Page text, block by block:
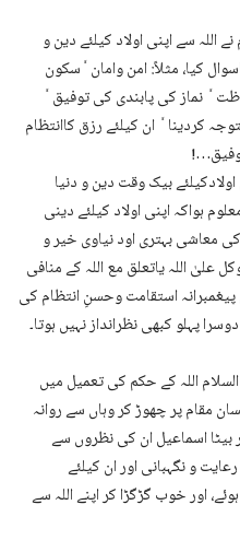
اللہ سے اپنی اولاد کیلئے دین و
کیا، مثلاً: امن وامان ٗسکون
نماز کی پابندی کی توفیق
کردینا ٗ ان کیلئے رزق کاانتظام
بیک وقت دین و دنیا
ہواکہ اپنی اولاد کیلئے دینی
معاشی بہتری اود نیاوی خیر و
اللہ یاتعلق مع اللہ کے منافی
پیغمبرانہ استقامت وحسنِ انتظام کی
پہلو کبھی نظرانداز نہیں ہوتا۔
اللہ کے حکم کی تعمیل میں
مقام پر چھوڑ کر وہاں سے روانہ
بیٹا اسماعیل ان کی نظروں سے
و نگہبانی اور ان کیلئے
اور خوب گڑگڑا کر اپنے اللہ سے